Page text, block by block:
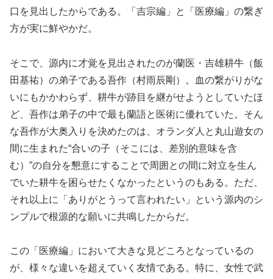
口を見出したからである。「吉宗編」と「医療編」の繋ぎ
方が実に鮮やかだ。
そこで、源内に才覚を見出されたのが蘭医・吉雄耕牛（飯
田基祐）の弟子である吾作（村雨辰剛）。血の繋がりがな
いにもかかわらず、耕牛が跡目を継がせようとしていたほ
ど、吾作は弟子の中で最も蘭語と医術に優れていた。そん
な吾作が大奥入りを決めたのは、オランダ人と丸山遊女の
間に生まれた“合いの子（そこには、差別的意味を含
む）”の自分を懇意にすることで周囲との間に対立を生ん
でいた耕牛を困らせたくなかったというのもある。ただ、
それ以上に「ありがとうって言われたい」という源内のシ
ンプルで根源的な願いに共鳴したからだ。
この「医療編」において大きな見どころとなっているの
が、様々な違いを超えていく友情である。特に、女性で武